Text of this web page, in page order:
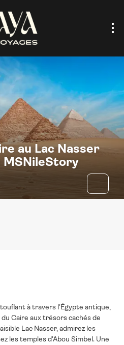
au Lac Nasser
MSNileStory
à travers l'Égypte antique,
Caire aux trésors cachés de
Lac Nasser, admirez les
les temples d'Abou Simbel. Une